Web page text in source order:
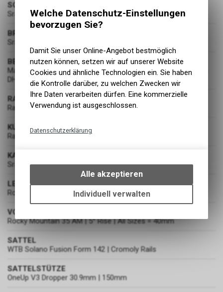
SCHALTUNG
Sram AXS Pod Controller
BREMSEN
Sram Code Bronze Stealth 4 Piston | Metal Pads
BEREIFUNG
Maxxis Assegai 2.5 WT 3C MaxxGrip EXO+ TR | Maxxis Minion
DHR II 2.4 WT 3C MaxxTerra DD
RADSATZ
Race Face ARC 30 | 32H | Cushcore Trail Tire Inserts
KURBELGARNITUR
Race Face Turbine Cinch | 34T T-Type Ring
KASSETTE
Sram GX Eagle Transmission 10-52T
LENKER
Rocky Mountain AM | 780mm Width | 25mm Rise | 35mm
VORBAU
Rocky Mountain 35 AM | 5° Rise | All Sizes = 40mm
SATTEL
WTB Solano Fusion Form 142 | Cromoly Rails
SATTELSTÜTZE
OneUp V3 Dropper 30.9mm | 150mm
Welche Datenschutz-Einstellungen
bevorzugen Sie?
Damit Sie unser Online-Angebot bestmöglich
nutzen können, setzen wir auf unserer Website
Cookies und ähnliche Technologien ein. Sie haben
die Kontrolle darüber, zu welchen Zwecken wir
Ihre Daten verarbeiten dürfen. Eine kommerzielle
Verwendung ist ausgeschlossen.
Datenschutzerklärung
bestimmte Interaktionen und
Einstellungen auf Ihrem Gerät,
um die grundlegenden
Funktionen unseres Online-
des Warenkorbs, zu
keinerlei Rückschlüsse auf Ihre
zulassen.
Alle akzeptieren
Individuell verwalten